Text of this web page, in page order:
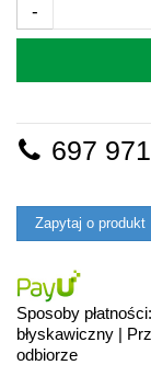
-
697
Zapytaj o produkt
Sposoby
błyskawiczny |
odbiorze